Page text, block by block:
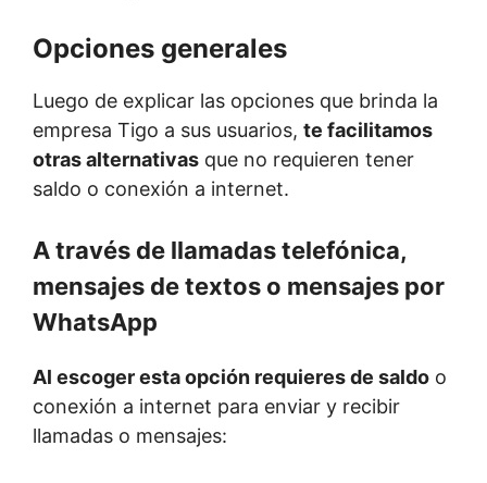
Opciones generales
Luego de explicar las opciones que brinda la
empresa Tigo a sus usuarios, te facilitamos
otras alternativas que no requieren tener
saldo o conexión a internet.
A través de llamadas telefónica,
mensajes de textos o mensajes por
WhatsApp
Al escoger esta opción requieres de saldo o
conexión a internet para enviar y recibir
llamadas o mensajes: